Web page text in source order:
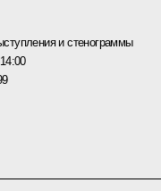
и стенограммы